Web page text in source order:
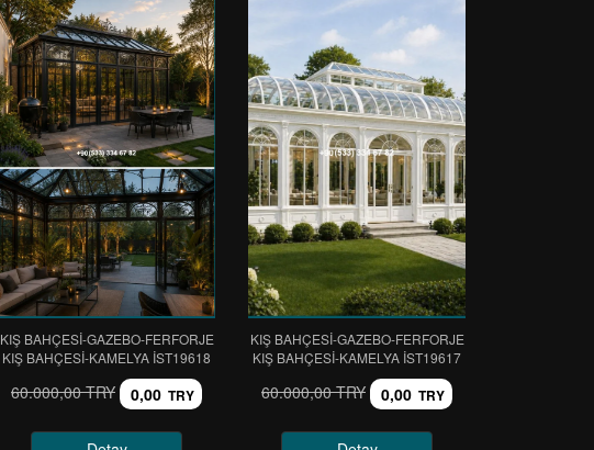
KIŞ BAHÇESİ-GAZEBO-FERFORJE
KIŞ BAHÇESİ-KAMELYA IST19618
60.000,00 TRY 0,00 TRY
KIŞ BAHÇESİ-GAZEBO-FERFORJE
KIŞ BAHÇESİ-KAMELYA IST19617
60.000,00 TRY 0,00 TRY